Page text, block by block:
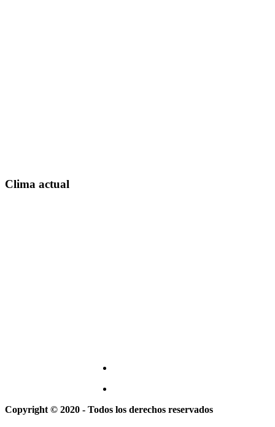
Clima actual
Copyright © 2020 - Todos los derechos reservados